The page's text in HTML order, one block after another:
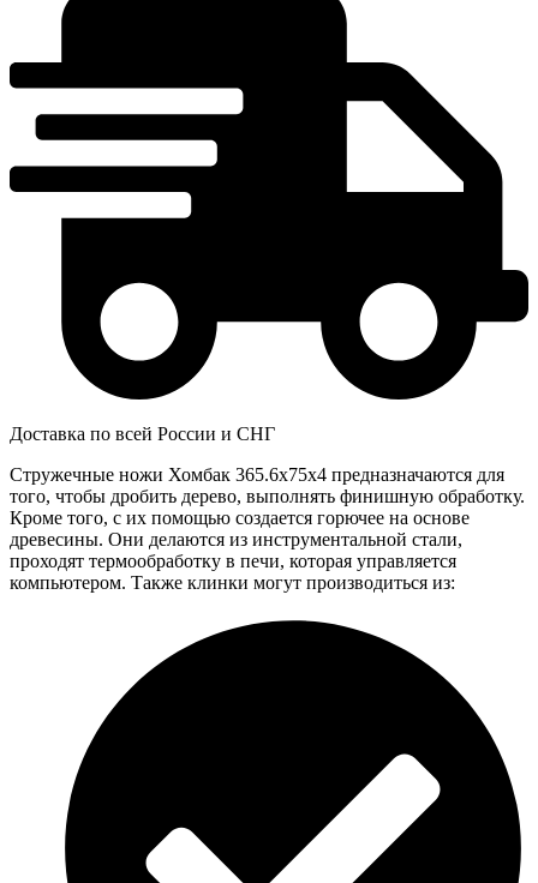
Доставка по всей России и СНГ
Стружечные ножи Хомбак 365.6x75x4 предназначаются для
того, чтобы дробить дерево, выполнять финишную обработку.
Кроме того, с их помощью создается горючее на основе
древесины. Они делаются из инструментальной стали,
проходят термообработку в печи, которая управляется
компьютером. Также клинки могут производиться из: